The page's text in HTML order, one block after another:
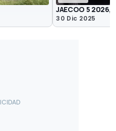
JAECOO 5
30 Dic 2025